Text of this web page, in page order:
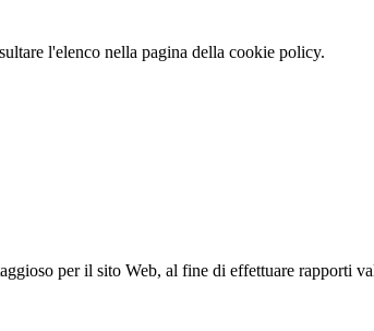
l'elenco nella pagina della cookie policy.
per il sito Web, al fine di effettuare rapporti